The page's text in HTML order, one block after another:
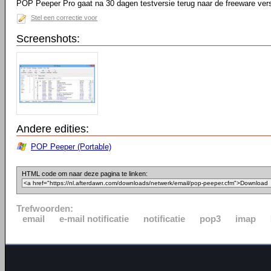
POP Peeper Pro gaat na 30 dagen testversie terug naar de freeware
Stel een correctie voor
Screenshots:
Andere edities:
POP Peeper (Portable)
HTML code om naar deze pagina te linken:
Trefwoorden:
email
e-mail notificatie notificatie pop3 imap